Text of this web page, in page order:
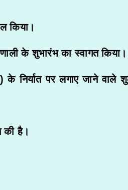
किया।
के शुभारंभ का स्वागत किया।
पर लगाए जाने वाले
की है।